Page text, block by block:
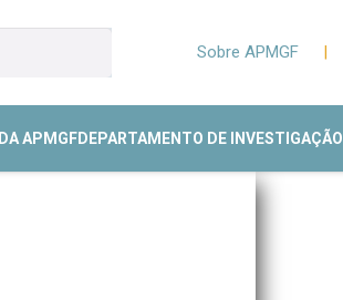
Sobre APMGF |
APMGFDEPARTAMENTO DE INVESTIGAÇÃO